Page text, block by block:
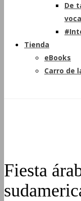
De
Tienda
eBooks
Carro de
Fiesta